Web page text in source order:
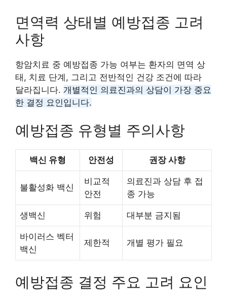
면역력 상태별 예방접종 고려
사항
항암치료 중 예방접종 가능 여부는 환자의 면역 상
태, 치료 단계, 그리고 전반적인 건강 조건에 따라
달라집니다. 개별적인 의료진과의 상담이 가장 중요
한 결정 요인입니다.
예방접종 유형별 주의사항
백신 유형 안전성 권장 사항
불활성화 백신
비교적
안전
의료진과 상담 후 접
종 가능
생백신 위험 대부분 금지됨
바이러스 벡터
백신
제한적 개별 평가 필요
예방접종 결정 주요 고려 요인